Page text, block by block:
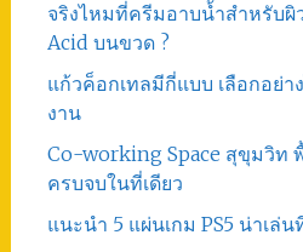
จริงไหมที่ครีมอาบน้ำสำหรับผิ
Acid บนขวด ?
แก้วค็อกเทลมีกี่แบบ เลือกอย่า
งาน
Co-working Space สุขุมวิท
ครบจบในที่เดียว
แนะนำ 5 แผ่นเกม PS5 น่าเล่